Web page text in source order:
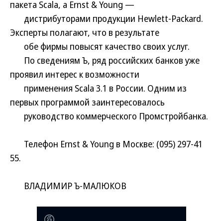
пакета Scala, а Ernst & Young —
дистрибуторами продукции Нewlett-Packard.
Эксперты полагают, что в результате
обе фирмы повысят качество своих услуг.
По сведениям Ъ, ряд российских банков уже
проявил интерес к возможности
применения Scala 3.1 в России. Одним из
первых программой заинтересовалось
руководство коммерческого Промстройбанка.
Телефон Ernst & Young в Москве: (095) 297-41
55.
ВЛАДИМИР Ъ-МАЛЮКОВ